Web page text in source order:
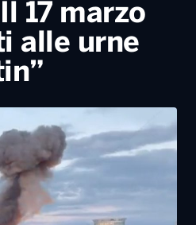
17 marzo
alle urne